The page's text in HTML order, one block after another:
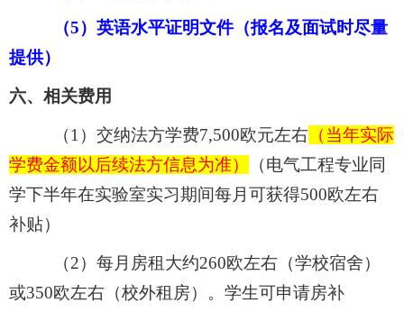
（5）英语水平证明文件（报名及面试时尽量
提供）
六、相关费用
（1）交纳法方学费7,500欧元左右 （当年实际
学费金额以后续法方信息为准）
（电气工程专业同
学下半年在实验室实习期间每月可获得500欧左右
补贴）
（2）每月房租大约260欧左右（学校宿舍）
或350欧左右（校外租房）。学生可申请房补